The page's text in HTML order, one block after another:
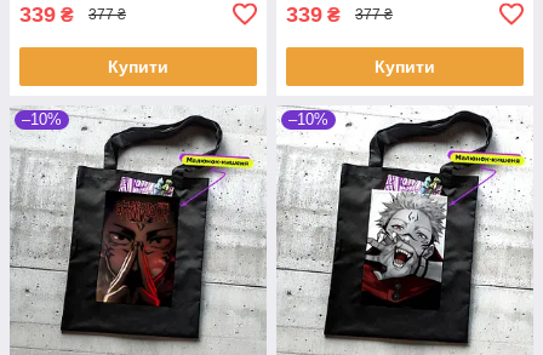
339 ₴ 377 ₴
Купити
339 ₴ 377 ₴
Купити
–10% –10%